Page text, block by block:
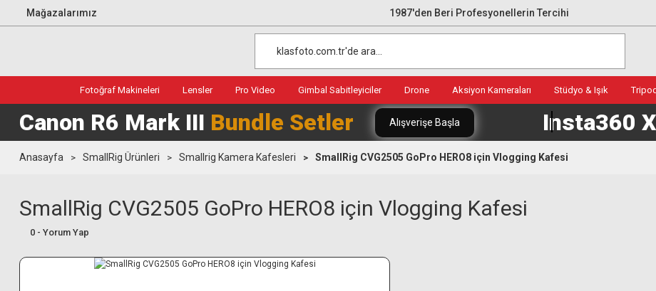
Mağazalarımız 1987'den Beri Profesyonellerin Tercihi
Fotoğraf Makineleri Lensler Pro Video Gimbal Sabitleyiciler Drone Aksiyon Kameraları Stüdyo & Işık
Canon R6 Mark III Bundle Setler Alışverişe Başla Insta360
Anasayfa SmallRig Ürünleri Smallrig Kamera Kafesleri SmallRig CVG2505 GoPro HERO8 için Vlogging Kafesi
SmallRig CVG2505 GoPro HERO8 için Vlogging Kafesi
0 - Yorum Yap